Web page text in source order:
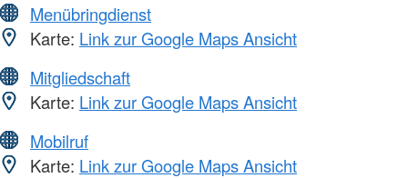
Menübringdienst
Karte: Link zur Google Maps Ansicht
Mitgliedschaft
Karte: Link zur Google Maps Ansicht
Mobilruf
Karte: Link zur Google Maps Ansicht